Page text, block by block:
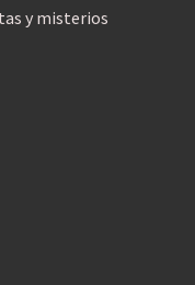
y misterios